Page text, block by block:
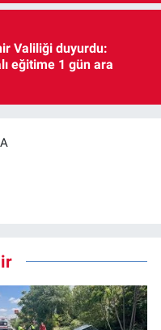
Valiliği duyurdu:
eğitime 1 gün ara